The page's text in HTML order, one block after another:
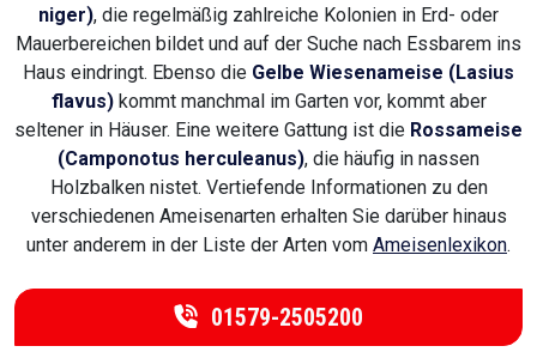
niger), die regelmäßig zahlreiche Kolonien in Erd- oder
Mauerbereichen bildet und auf der Suche nach Essbarem ins
Haus eindringt. Ebenso die Gelbe Wiesenameise (Lasius
flavus)kommt manchmal im Garten vor, kommt aber
seltener in Häuser. Eine weitere Gattung ist die Rossameise
(Camponotus herculeanus), die häufig in nassen
Holzbalken nistet. Vertiefende Informationen zu den
verschiedenen Ameisenarten erhalten Sie darüber hinaus
unter anderem in der Liste der Arten vom Ameisenlexikon.
01579-2505200